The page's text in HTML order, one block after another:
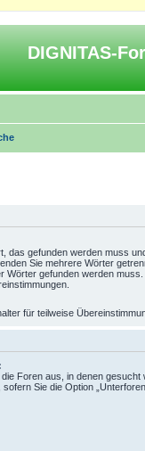
DIGNITAS-
das gefunden werden muss
Sie mehrere Wörter
Wörter gefunden werden
für teilweise
Foren aus, in denen
Sie die Option